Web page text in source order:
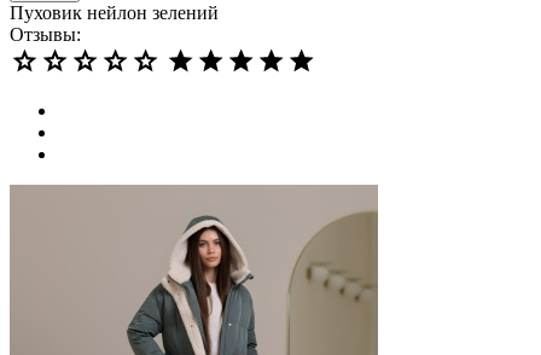
Пуховик нейлон зелений
Отзывы: